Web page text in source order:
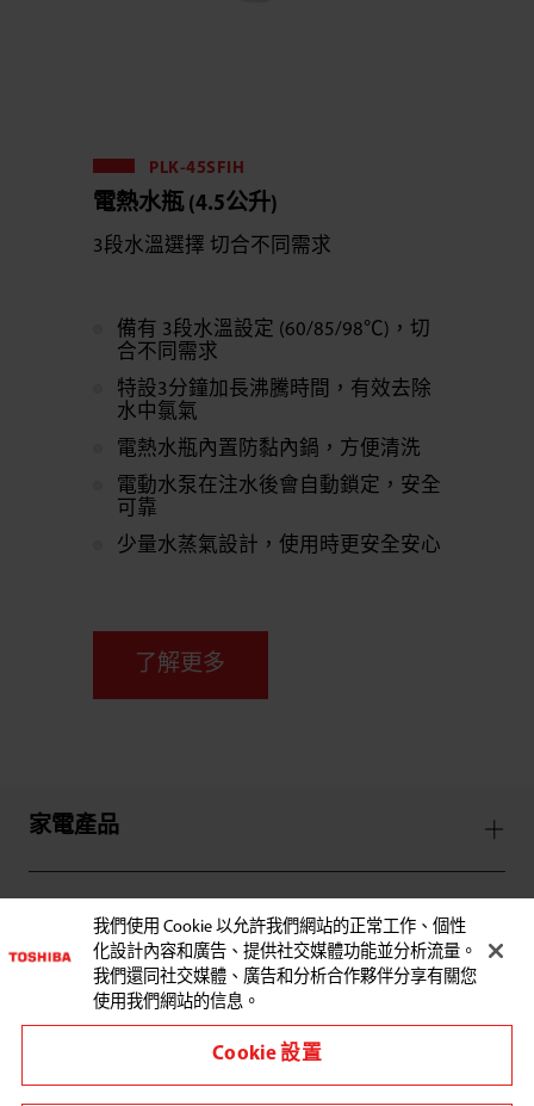
PLK-45SFIH
電熱水瓶 (4.5公升)
3段水溫選擇 切合不同需求
備有 3段水溫設定 (60/85/98℃)，切
合不同需求
特設3分鐘加長沸騰時間，有效去除
水中氯氣
電熱水瓶內置防黏內鍋，方便清洗
電動水泵在注水後會自動鎖定，安全
可靠
少量水蒸氣設計，使用時更安全安心
了解更多
家電產品
服務支援
與東芝聯繫:
我們使用 Cookie 以允許我們網站的正常工作、個性
化設計內容和廣告、提供社交媒體功能並分析流量。
我們還同社交媒體、廣告和分析合作夥伴分享有關您
使用我們網站的信息。
Cookie 設置